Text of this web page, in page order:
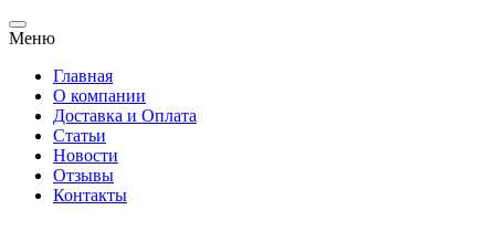
Меню
Главная
О компании
Доставка и Оплата
Статьи
Новости
Отзывы
Контакты